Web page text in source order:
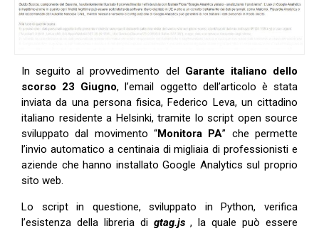
In seguito al provvedimento del Garante italiano dello
scorso 23 Giugno, l’email oggetto dell’articolo è stata
inviata da una persona fisica, Federico Leva, un cittadino
italiano residente a Helsinki, tramite lo script open source
sviluppato dal movimento “Monitora PA” che permette
l’invio automatico a centinaia di migliaia di professionisti e
aziende che hanno installato Google Analytics sul proprio
sito web.
Lo script in questione, sviluppato in Python, verifica
l’esistenza della libreria di gtag.js, la quale può essere